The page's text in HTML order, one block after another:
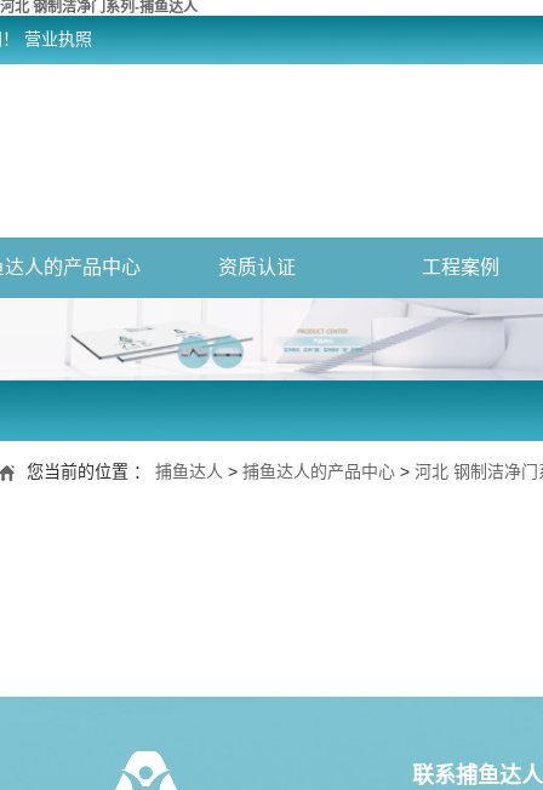
河北 钢制洁净门系列-捕鱼达人
营业执照
达人的产品中心 资质认证 工程案例
您当前的位置 ： 捕鱼达人 > 捕鱼达人的产品中心 > 河北 钢制洁净门
联系捕鱼达人